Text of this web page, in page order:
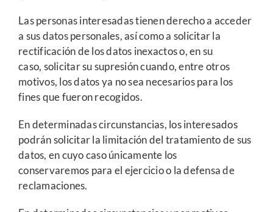
Las personas interesadas tienen derecho a acceder
a sus datos personales, así como a solicitar la
rectificación de los datos inexactos o, en su
caso, solicitar su supresión cuando, entre otros
motivos, los datos ya no sea necesarios para los
fines que fueron recogidos.
En determinadas circunstancias, los interesados
podrán solicitar la limitación del tratamiento de sus
datos, en cuyo caso únicamente los
conservaremos para el ejercicio o la defensa de
reclamaciones.